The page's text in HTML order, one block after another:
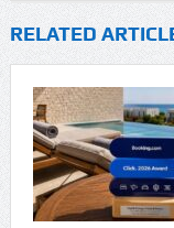
RELATED